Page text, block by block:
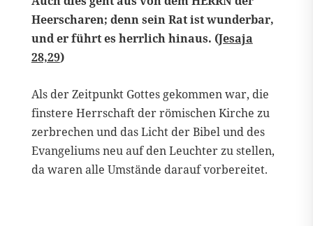
Heerscharen; denn sein Rat ist wunderbar,
und er führt es herrlich hinaus. (Jesaja
28,29)
Als der Zeitpunkt Gottes gekommen war, die
finstere Herrschaft der römischen Kirche zu
zerbrechen und das Licht der Bibel und des
Evangeliums neu auf den Leuchter zu stellen,
da waren alle Umstände darauf vorbereitet.